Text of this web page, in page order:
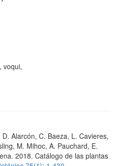
voqui,
Alarcón, C. Baeza, L. Cavieres,
M. Mihoc, A. Pauchard, E.
2018. Catálogo de las plantas